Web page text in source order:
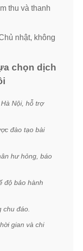
thu và thanh
nhật, không
chọn dịch
Nội, hỗ trợ
đào tạo bài
hư hỏng, báo
độ bảo hành
chu đáo.
gian và chi